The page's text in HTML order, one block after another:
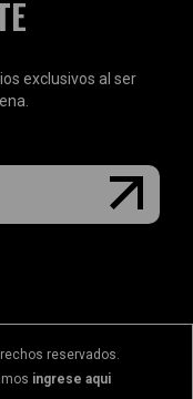
exclusivos al ser
reservados.
ingrese aqui